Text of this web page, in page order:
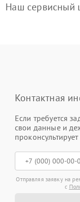
Наш сервисный
Контактная
Если требуется
свои данные и
Отправляя заявку на
с